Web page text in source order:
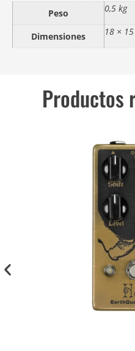
Peso 0,5 kg
Dimensiones 18 ×
Productos